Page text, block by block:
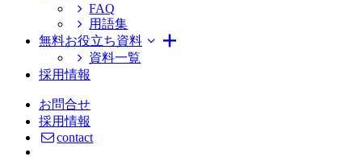
FAQ
用語集
無料お役立ち資料
資料一覧
採用情報
お問合せ
採用情報
contact